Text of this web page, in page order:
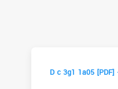
D c 3g1 1a05